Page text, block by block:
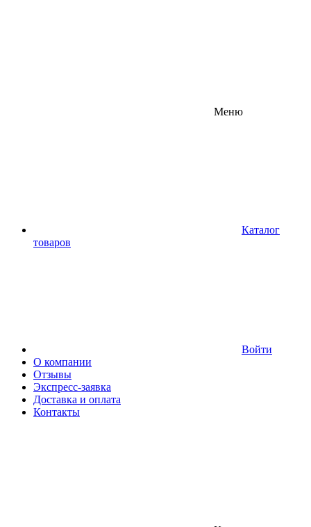
Меню
Каталог
товаров
Войти
О компании
Отзывы
Экспресс-заявка
Доставка и оплата
Контакты